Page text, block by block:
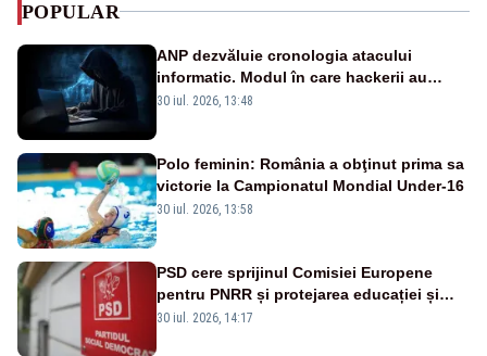
POPULAR
ANP dezvăluie cronologia atacului
informatic. Modul în care hackerii au
pătruns în rețea rămâne necunoscut
30 iul. 2026, 13:48
Polo feminin: România a obţinut prima sa
victorie la Campionatul Mondial Under-16
30 iul. 2026, 13:58
PSD cere sprijinul Comisiei Europene
pentru PNRR și protejarea educației și
sănătății
30 iul. 2026, 14:17